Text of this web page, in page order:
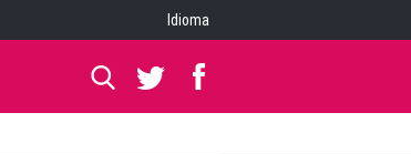
Idioma